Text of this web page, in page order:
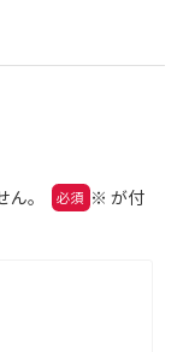
。 ※ が付